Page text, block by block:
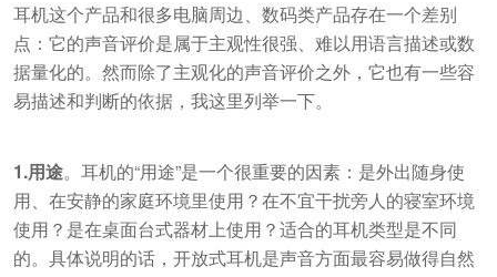
耳机这个产品和很多电脑周边、数码类产品存在一个差别
点：它的声音评价是属于主观性很强、难以用语言描述或数
据量化的。然而除了主观化的声音评价之外，它也有一些容
易描述和判断的依据，我这里列举一下。
1.用途。耳机的“用途”是一个很重要的因素：是外出随身使
用、在安静的家庭环境里使用？在不宜干扰旁人的寝室环境
使用？是在桌面台式器材上使用？适合的耳机类型是不同
的。具体说明的话，开放式耳机是声音方面最容易做得自然